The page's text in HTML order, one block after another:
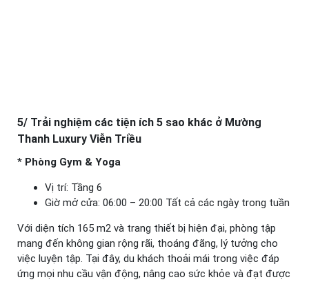
5/ Trải nghiệm các tiện ích 5 sao khác ở Mường
Thanh Luxury Viễn Triều
* Phòng Gym & Yoga
Vị trí: Tầng 6
Giờ mở cửa: 06:00 – 20:00 Tất cả các ngày trong tuần
Với diện tích 165 m2 và trang thiết bị hiện đại, phòng tập
mang đến không gian rộng rãi, thoáng đãng, lý tưởng cho
việc luyện tập. Tại đây, du khách thoải mái trong việc đáp
ứng mọi nhu cầu vận động, nâng cao sức khỏe và đạt được